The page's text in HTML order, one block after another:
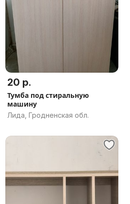
20 р.
Тумба под стиральную
машину
Лида, Гродненская обл.